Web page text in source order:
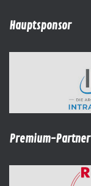
Hauptsponsor
Premium-Partner